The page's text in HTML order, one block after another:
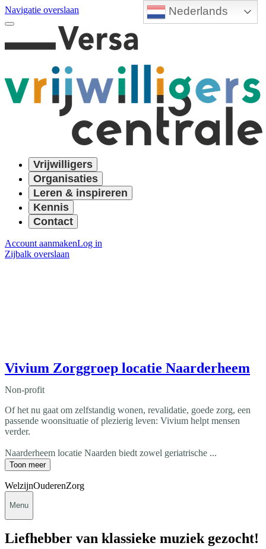
Nederlands
Navigatie overslaan
Vrijwilligers
Organisaties
Leren & inspireren
Kennis
Contact
Account aanmakenLog in
Zijbalk overslaan
Vivium Zorggroep locatie Naarderheem
Non-profit
Of het nu gaat om zelfstandig wonen, revalidatie, goede zorg, een
passende woonsituatie of plezierig leven: Vivium helpt mensen
verder.
Naarderheem locatie Naarden biedt zowel geriatrische ...
Toon meer
WelzijnOuderenZorg
Menu
Liefhebber van klassieke muziek gezocht!